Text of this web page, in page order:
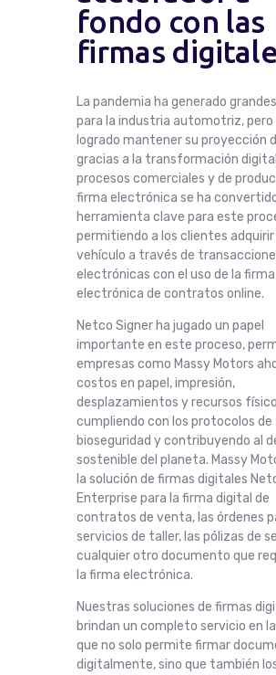
fondo con las
firmas
La pandemia ha generado
para la industria automotriz, pero
logrado mantener su proyección
gracias a la transformación
procesos comerciales y de
firma electrónica se ha
herramienta clave para este
permitiendo a los clientes adquirir
vehículo a través de
electrónicas con el uso de la firma
electrónica de contratos online.
Netco Signer ha jugado un papel
importante en este proceso,
empresas como Massy Motors
costos en papel, impresión,
desplazamientos y recursos
cumpliendo con los protocolos de
bioseguridad y contribuyendo al
sostenible del planeta. Massy
la solución de firmas digitales
Enterprise para la firma digital de
contratos de venta, las órdenes
servicios de taller, las pólizas de
cualquier otro documento que
la firma electrónica.
Nuestras soluciones de firmas
brindan un completo servicio en
que no solo permite firmar
digitalmente, sino que también